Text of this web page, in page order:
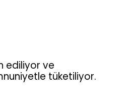
ediliyor ve
tüketiliyor.